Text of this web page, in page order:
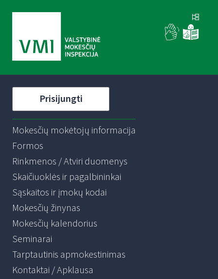
Prisijungti
Mokesčių mokėtojų informacija
Formos
Rinkmenos / Atviri duomenys
Skaičiuoklės ir pagalbininkai
Sąskaitos ir įmokų kodai
Mokesčių žinynas
Mokesčių kalendorius
Seminarai
Tarptautinis apmokestinimas
Kontaktai / Apklausa